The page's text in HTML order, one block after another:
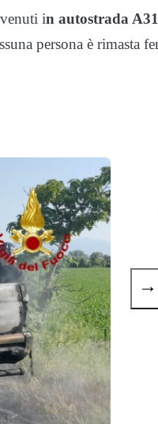
in autostrada A31
persona è rimasta
→